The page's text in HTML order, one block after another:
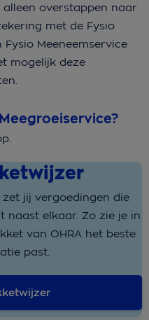
alleen overstappen naar
met de Fysio
Fysio Meeneemservice
mogelijk deze
zet jij vergoedingen die
elkaar. Zo zie je in
van OHRA het beste
past.